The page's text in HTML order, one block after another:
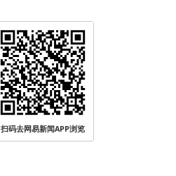
扫码去网易新闻APP浏览